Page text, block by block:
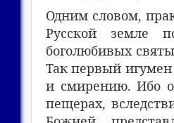
Одним словом,
Русской земле
боголюбивых
Так первый игумен
и смирению. Ибо
пещерах,